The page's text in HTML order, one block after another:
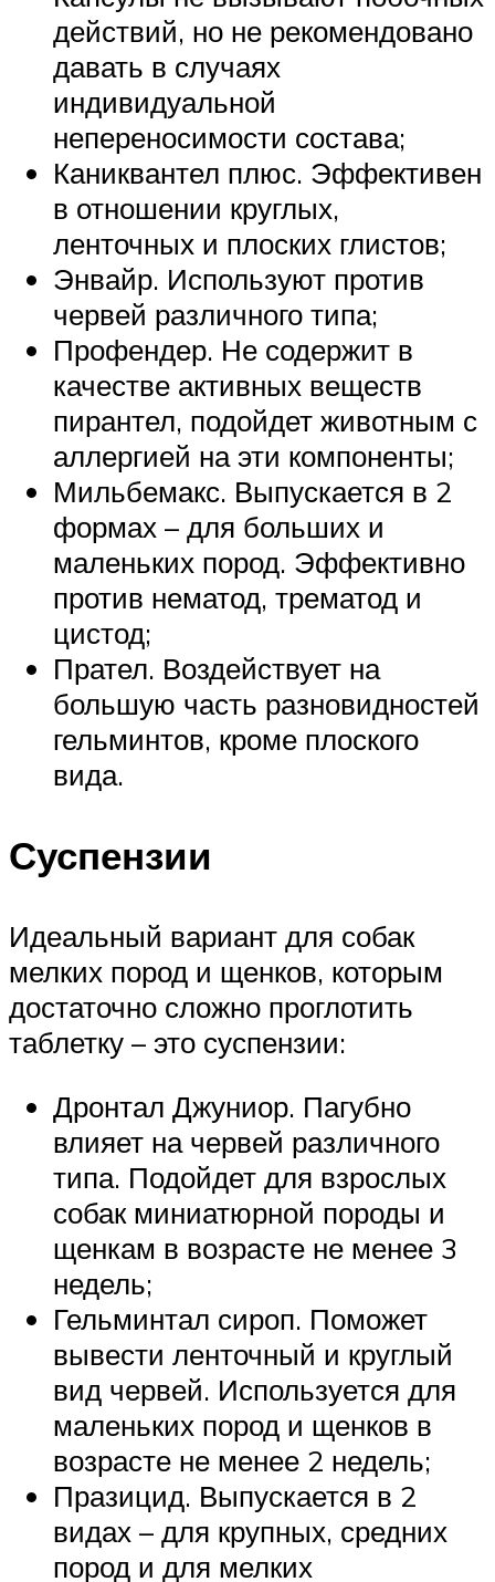
действий, но не рекомендовано
давать в случаях
индивидуальной
непереносимости состава;
Каниквантел плюс. Эффективен
в отношении круглых,
ленточных и плоских глистов;
Энвайр. Используют против
червей различного типа;
Профендер. Не содержит в
качестве активных веществ
пирантел, подойдет животным с
аллергией на эти компоненты;
Мильбемакс. Выпускается в 2
формах – для больших и
маленьких пород. Эффективно
против нематод, трематод и
цистод;
Прател. Воздействует на
большую часть разновидностей
гельминтов, кроме плоского
вида.
Суспензии
Идеальный вариант для собак
мелких пород и щенков, которым
достаточно сложно проглотить
таблетку – это суспензии:
Дронтал Джуниор. Пагубно
влияет на червей различного
типа. Подойдет для взрослых
собак миниатюрной породы и
щенкам в возрасте не менее 3
недель;
Гельминтал сироп. Поможет
вывести ленточный и круглый
вид червей. Используется для
маленьких пород и щенков в
возрасте не менее 2 недель;
Празицид. Выпускается в 2
видах – для крупных, средних
пород и для мелких